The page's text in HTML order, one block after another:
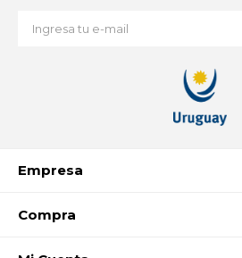
Empresa
Compra